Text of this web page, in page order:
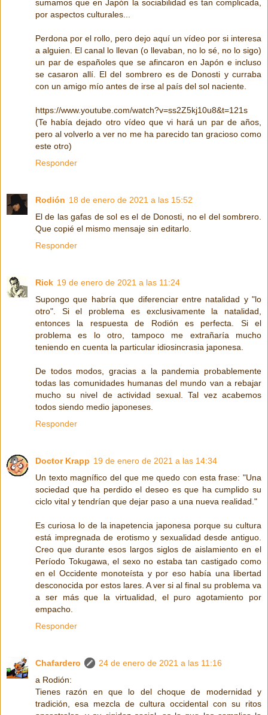
sumamos que en Japón la sociabilidad es tan complicada,
por aspectos culturales...
Perdona por el rollo, pero dejo aquí un vídeo por si interesa
a alguien. El canal lo llevan (o llevaban, no lo sé, no lo sigo)
un par de españoles que se afincaron en Japón e incluso
se casaron allí. El del sombrero es de Donosti y curraba
con un amigo mío antes de irse al país del sol naciente.
https://www.youtube.com/watch?v=ss2Z5kj10u8&t=121s
(Te había dejado otro vídeo que vi hará un par de años,
pero al volverlo a ver no me ha parecido tan gracioso como
este otro)
Responder
Rodión 18 de enero de 2021 a las 15:52
El de las gafas de sol es el de Donosti, no el del sombrero.
Que copié el mismo mensaje sin editarlo.
Responder
Rick 19 de enero de 2021 a las 11:24
Supongo que habría que diferenciar entre natalidad y "lo
otro". Si el problema es exclusivamente la natalidad,
entonces la respuesta de Rodión es perfecta. Si el
problema es lo otro, tampoco me extrañaría mucho
teniendo en cuenta la particular idiosincrasia japonesa.
De todos modos, gracias a la pandemia probablemente
todas las comunidades humanas del mundo van a rebajar
mucho su nivel de actividad sexual. Tal vez acabemos
todos siendo medio japoneses.
Responder
Doctor Krapp 19 de enero de 2021 a las 14:34
Un texto magnífico del que me quedo con esta frase: "Una
sociedad que ha perdido el deseo es que ha cumplido su
ciclo vital y tendrían que dejar paso a una nueva realidad."
Es curiosa lo de la inapetencia japonesa porque su cultura
está impregnada de erotismo y sexualidad desde antiguo.
Creo que durante esos largos siglos de aislamiento en el
Período Tokugawa, el sexo no estaba tan castigado como
en el Occidente monoteísta y por eso había una libertad
desconocida por estos lares. A ver si al final su problema va
a ser más que la virtualidad, el puro agotamiento por
empacho.
Responder
Chafardero
24 de enero de 2021 a las 11:16
a Rodión:
Tienes razón en que lo del choque de modernidad y
tradición, esa mezcla de cultura occidental con su ritos